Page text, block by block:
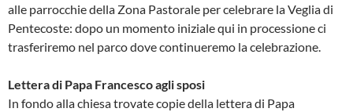
alle parrocchie della Zona Pastorale per celebrare la Veglia di
Pentecoste: dopo un momento iniziale qui in processione ci
trasferiremo nel parco dove continueremo la celebrazione.
Lettera di Papa Francesco agli sposi
In fondo alla chiesa trovate copie della lettera di Papa